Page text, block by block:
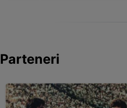
Parteneri